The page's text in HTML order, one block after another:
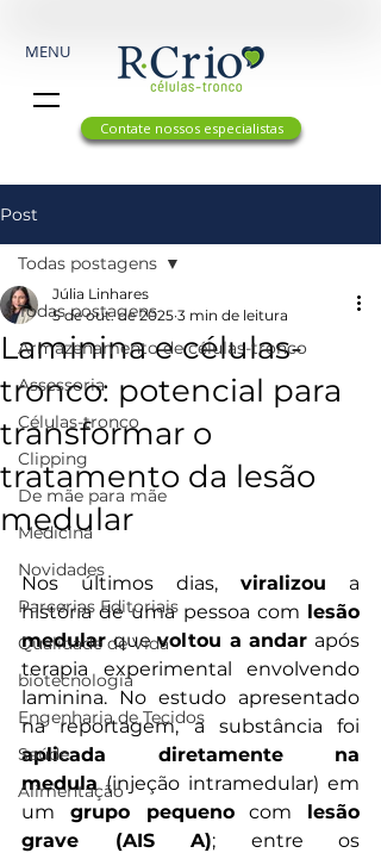
MENU
Contate nossos especialistas
Post
Todas postagens
Armazenamento de células-tronco
Assessoria
Células-tronco
Clipping
De mãe para mãe
Medicina
Novidades
Parcerias Editoriais
Qualidade de Vida
biotecnologia
Engenharia de Tecidos
Saúde
Alimentação
Todas postagens
Laminina e células-
tronco: potencial para
transformar o
tratamento da lesão
medular
Júlia Linhares
5 de out. de 2025 3 min de leitura
Nos últimos dias, viralizou a
história de uma pessoa com lesão
medular que voltou a andar após
terapia experimental envolvendo
laminina. No estudo apresentado
aplicada diretamente na
medula (injeção intramedular) em
um grupo pequeno com lesão
grave (AIS A); entre os